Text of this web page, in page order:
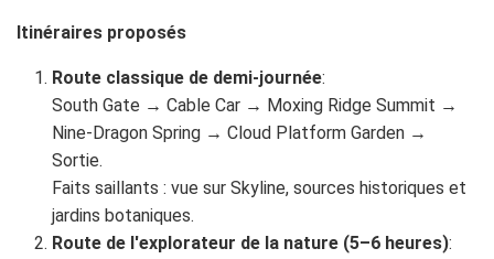
Itinéraires proposés
Route classique de demi-journée:
South Gate → Cable Car → Moxing Ridge Summit →
Nine-Dragon Spring → Cloud Platform Garden →
Sortie.
Faits saillants : vue sur Skyline, sources historiques et
jardins botaniques.
Route de l'explorateur de la nature (5–6 heures):